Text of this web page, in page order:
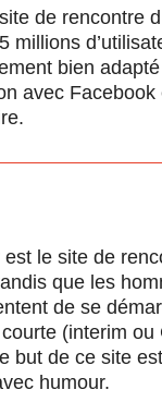
de rencontre
millions
bien
avec
est le site de
que les
de se
(interim ou
but de ce site
humour.